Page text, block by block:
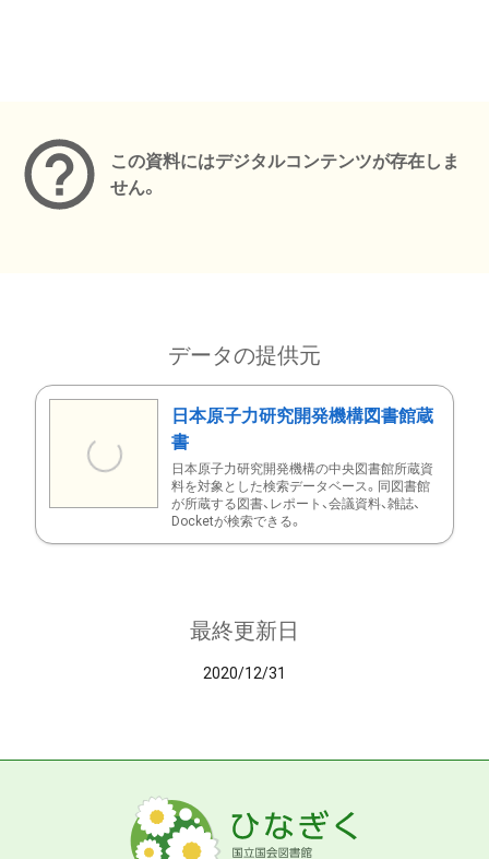
この資料にはデジタルコンテンツが存在しま
せん。
データの提供元
日本原子力研究開発機構図書館蔵
書
日本原子力研究開発機構の中央図書館所蔵資
料を対象とした検索データベース。同図書館
が所蔵する図書、レポート、会議資料、雑誌、
Docketが検索できる。
最終更新日
2020/12/31